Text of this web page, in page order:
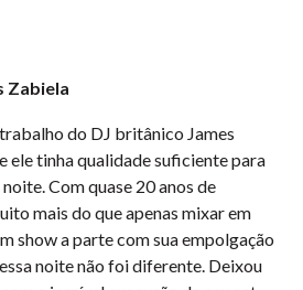
Zabiela
do DJ britânico James
ele tinha qualidade suficiente para
Com quase 20 anos de
mais do que apenas mixar em
show a parte com sua empolgação
noite não foi diferente. Deixou